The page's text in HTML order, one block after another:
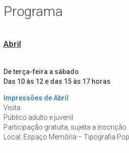
Programa
Abril
De terça-feira a sábado
Das 10 às 12 e das 15 às 17 horas
Impressões de Abril
Visita
Público adulto e juvenil
Participação gratuita, sujeita a inscrição
Local: Espaço Memória – Tipografia